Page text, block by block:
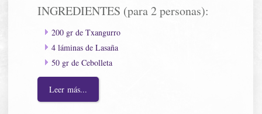
INGREDIENTES (para 2 personas):
200 gr de Txangurro
4 láminas de Lasaña
50 gr de Cebolleta
Leer más...